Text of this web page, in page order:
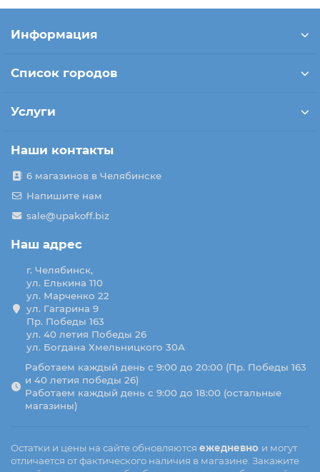
Информация
Список городов
Услуги
Наши контакты
6 магазинов в Челябинске
Напишите нам
sale@upakoff.biz
Наш адрес
г. Челябинск,
ул. Елькина 110
ул. Марченко 22
ул. Гагарина 9
Пр. Победы 163
ул. 40 летия Победы 26
ул. Богдана Хмельницкого 30А
Работаем каждый день с 9:00 до 20:00 (Пр. Победы 163
и 40 летия победы 26)
Работаем каждый день с 9:00 до 18:00 (остальные
магазины)
Остатки и цены на сайте обновляются ежедневно и могут
отличается от фактического наличия в магазине. Закажите